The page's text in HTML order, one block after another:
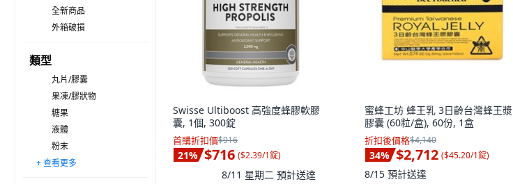
全新商品
外箱破損
類型
丸片/膠囊
果凍/膠狀物
糖果
液體
粉末
噴霧
其他
+ 查看更多
Swisse Ultiboost 高強度蜂膠軟膠
囊, 1個, 300錠
首購折扣價$916
21% $716 ($2.39/1錠)
8/11 星期二 預計送達
蜜蜂工坊 蜂王乳 3日齡台灣蜂王漿
膠囊 (60粒/盒), 60份, 1盒
折扣後價格$4,140
34% $2,712 ($45.20/1錠)
8/15 預計送達